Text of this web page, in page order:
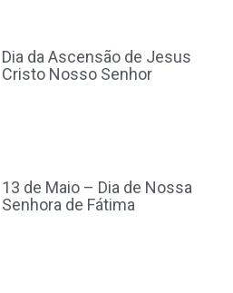
Dia da Ascensão de Jesus
Cristo Nosso Senhor
13 de Maio – Dia de Nossa
Senhora de Fátima